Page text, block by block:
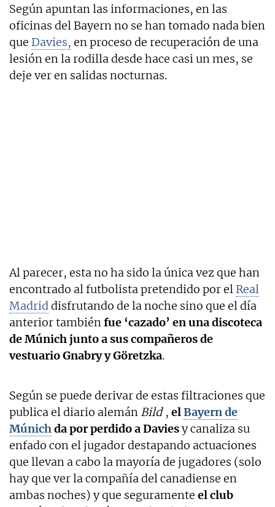
Según apuntan las informaciones, en las
oficinas del Bayern no se han tomado nada bien
que Davies, en proceso de recuperación de una
lesión en la rodilla desde hace casi un mes, se
deje ver en salidas nocturnas.
Al parecer, esta no ha sido la única vez que han
encontrado al futbolista pretendido por el Real
Madriddisfrutando de la noche sino que el día
anterior tambiénfue ‘cazado’ en una discoteca
de Múnich junto a sus compañeros de
vestuario Gnabry y Göretzka.
Según se puede derivar de estas filtraciones que
publica el diario alemán Bild , elBayern de
Múnichda por perdido a Daviesy canaliza su
enfado con el jugador destapando actuaciones
que llevan a cabo la mayoría de jugadores (solo
hay que ver la compañía del canadiense en
ambas noches) y que seguramente el club